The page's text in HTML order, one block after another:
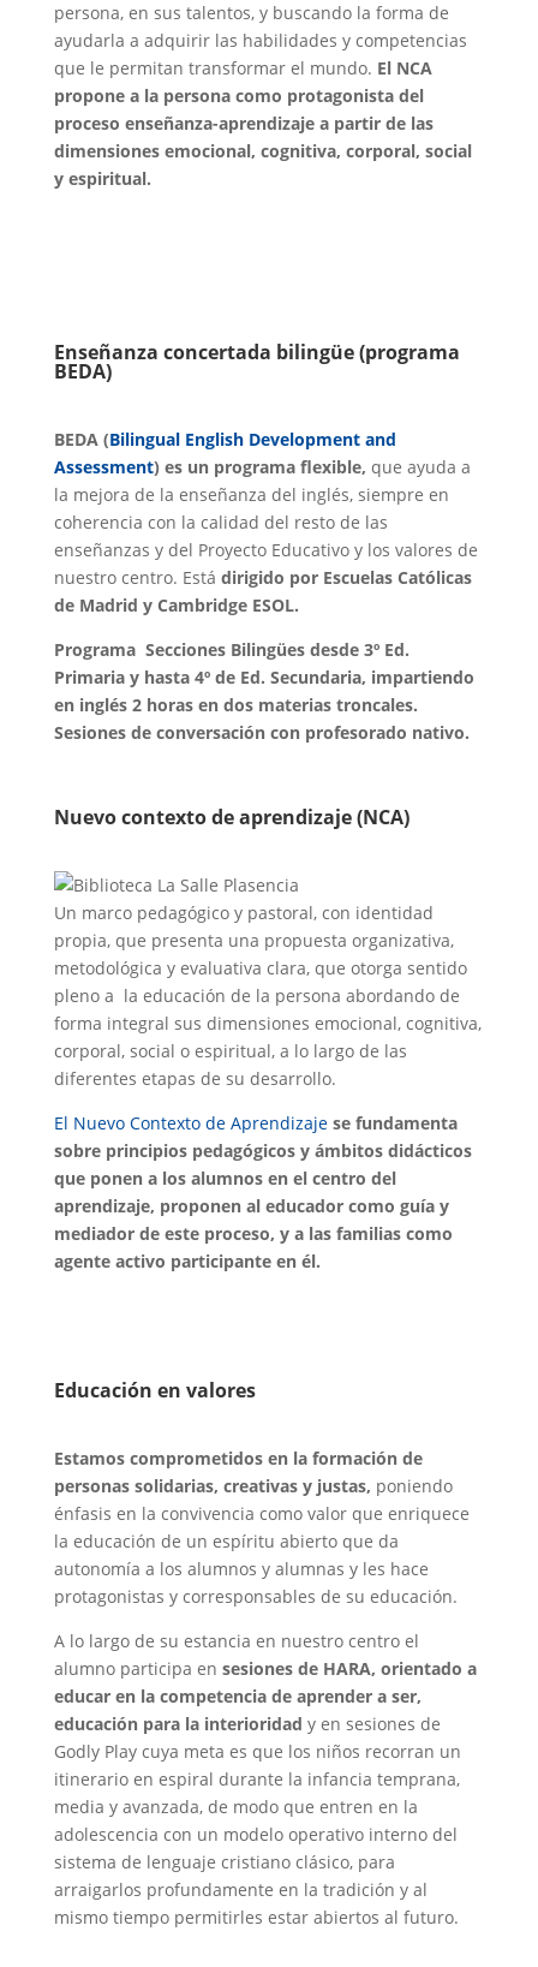
persona, en sus talentos, y buscando la forma de
ayudarla a adquirir las habilidades y competencias
que le permitan transformar el mundo. El NCA
propone a la persona como protagonista del
proceso enseñanza-aprendizaje a partir de las
dimensiones emocional, cognitiva, corporal, social
y espiritual.
Enseñanza concertada bilingüe (programa
BEDA)
BEDA (Bilingual English Development and
Assessment) es un programa flexible, que ayuda a
la mejora de la enseñanza del inglés, siempre en
coherencia con la calidad del resto de las
enseñanzas y del Proyecto Educativo y los valores de
nuestro centro. Está dirigido por Escuelas Católicas
de Madrid y Cambridge ESOL.
Programa Secciones Bilingües desde 3º Ed.
Primaria y hasta 4º de Ed. Secundaria, impartiendo
en inglés 2 horas en dos materias troncales.
Sesiones de conversación con profesorado nativo.
Nuevo contexto de aprendizaje (NCA)
Un marco pedagógico y pastoral, con identidad
propia, que presenta una propuesta organizativa,
metodológica y evaluativa clara, que otorga sentido
pleno a la educación de la persona abordando de
forma integral sus dimensiones emocional, cognitiva,
corporal, social o espiritual, a lo largo de las
diferentes etapas de su desarrollo.
El Nuevo Contexto de Aprendizaje se fundamenta
sobre principios pedagógicos y ámbitos didácticos
que ponen a los alumnos en el centro del
aprendizaje, proponen al educador como guía y
mediador de este proceso, y a las familias como
agente activo participante en él.
Educación en valores
Estamos comprometidos en la formación de
personas solidarias, creativas y justas, poniendo
énfasis en la convivencia como valor que enriquece
la educación de un espíritu abierto que da
autonomía a los alumnos y alumnas y les hace
protagonistas y corresponsables de su educación.
A lo largo de su estancia en nuestro centro el
alumno participa en sesiones de HARA, orientado a
educar en la competencia de aprender a ser,
educación para la interioridad y en sesiones de
Godly Play cuya meta es que los niños recorran un
itinerario en espiral durante la infancia temprana,
media y avanzada, de modo que entren en la
adolescencia con un modelo operativo interno del
sistema de lenguaje cristiano clásico, para
arraigarlos profundamente en la tradición y al
mismo tiempo permitirles estar abiertos al futuro.